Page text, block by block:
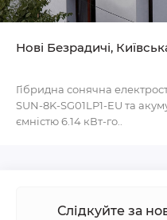
Нові Безрадичі,
Гібридна сонячна
SUN-8K-SG01LP1-EU та
ємністю 6.14 кВт-го..
Слідкуйте за